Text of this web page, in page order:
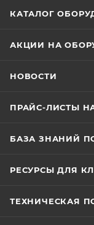
также
КАТАЛОГ
АКЦИИ НА
НОВОСТИ
ПРАЙС-ЛИСТЫ
БАЗА ЗНАНИЙ
РЕСУРСЫ ДЛЯ
ТЕХНИЧЕСКАЯ